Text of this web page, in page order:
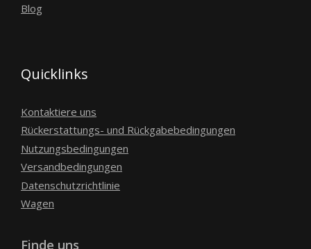
Blog
Quicklinks
Kontaktiere uns
Rückerstattungs- und Rückgabebedingungen
Nutzungsbedingungen
Versandbedingungen
Datenschutzrichtlinie
Wagen
Finde uns